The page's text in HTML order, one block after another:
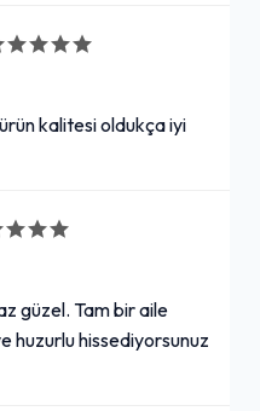
kalitesi oldukça iyi
güzel. Tam bir aile
huzurlu hissediyorsunuz